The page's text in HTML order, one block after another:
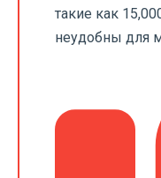
такие как
неудобны для